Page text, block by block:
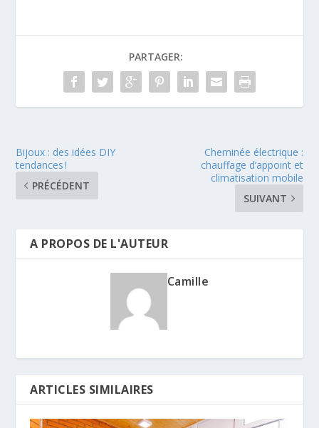
PARTAGER:
Bijoux : des idées DIY
tendances !
PRÉCÉDENT
Cheminée électrique :
chauffage d’appoint et
climatisation mobile
SUIVANT
A PROPOS DE L'AUTEUR
Camille
ARTICLES SIMILAIRES